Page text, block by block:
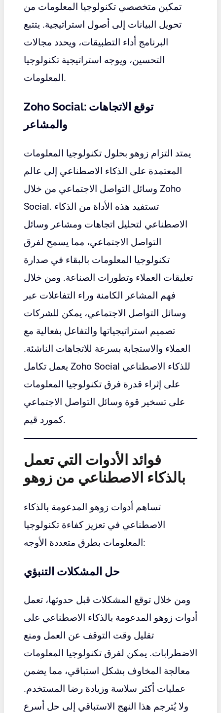
تمكين متخصصي تكنولوجيا المعلومات من
تحويل البيانات إلى أصول استراتيجية. يتتبع
البرنامج أداء التطبيقات، ويحدد مجالات
التحسين، ويوجه استراتيجية تكنولوجيا
المعلومات.
Zoho Social: توقع الاتجاهات
والمشاعر
يمتد التزام زوهو بحلول تكنولوجيا المعلومات
المعتمدة على الذكاء الاصطناعي إلى عالم
Zoho
Social. تستفيد هذه الأداة من الذكاء
الاصطناعي لتحليل اتجاهات ومشاعر وسائل
التواصل الاجتماعي، مما يسمح لفرق
تكنولوجيا المعلومات بالبقاء في صدارة
تعليقات العملاء وتطورات الصناعة. ومن خلال
فهم المشاعر الكامنة وراء التفاعلات عبر
وسائل التواصل الاجتماعي، يمكن للشركات
تصميم استراتيجياتها والتفاعل بفعالية مع
العملاء والاستجابة بسرعة للاتجاهات الناشئة.
يعمل تكامل Zoho Social للذكاء الاصطناعي
على إثراء قدرة فرق تكنولوجيا المعلومات
على تسخير قوة وسائل التواصل الاجتماعي
كمورد قيم.
فوائد الأدوات التي تعمل
بالذكاء الاصطناعي من زوهو
تساهم أدوات زوهو المدعومة بالذكاء
الاصطناعي في تعزيز كفاءة تكنولوجيا
المعلومات بطرق متعددة الأوجه:
حل المشكلات التنبؤي
ومن خلال توقع المشكلات قبل حدوثها، تعمل
أدوات زوهو المدعومة بالذكاء الاصطناعي على
تقليل وقت التوقف عن العمل ومنع
الاضطرابات. يمكن لفرق تكنولوجيا المعلومات
معالجة المخاوف بشكل استباقي، مما يضمن
عمليات أكثر سلاسة وزيادة رضا المستخدم.
ولا يُترجم هذا النهج الاستباقي إلى حل أسرع